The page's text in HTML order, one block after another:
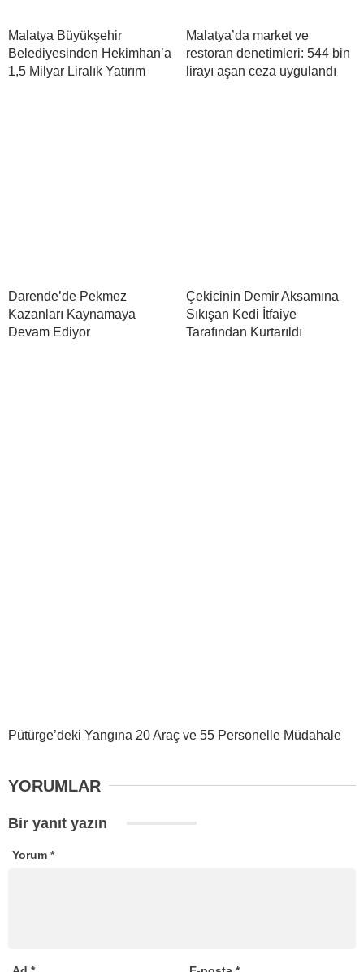
Malatya Büyükşehir
Belediyesinden Hekimhan’a
1,5 Milyar Liralık Yatırım
Malatya’da market ve
restoran denetimleri: 544 bin
lirayı aşan ceza uygulandı
Darende’de Pekmez
Kazanları Kaynamaya
Devam Ediyor
Çekicinin Demir Aksamına
Sıkışan Kedi İtfaiye
Tarafından Kurtarıldı
Pütürge’deki Yangına 20 Araç ve 55 Personelle Müdahale
YORUMLAR
Bir yanıt yazın
Yorum *